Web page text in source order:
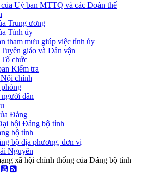
Uỷ ban MTTQ và các Đoàn thể
Trung ương
Tỉnh ủy
tham mưu giúp việc tỉnh ủy
giáo và Dân vận
chức
Kiểm tra
chính
dân
Đảng
hội Đảng bộ tỉnh
bộ tỉnh
bộ địa phương, đơn vị
Nguyên
xã hội chính thống của Đảng bộ tỉnh